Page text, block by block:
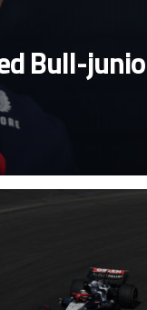
Bull-